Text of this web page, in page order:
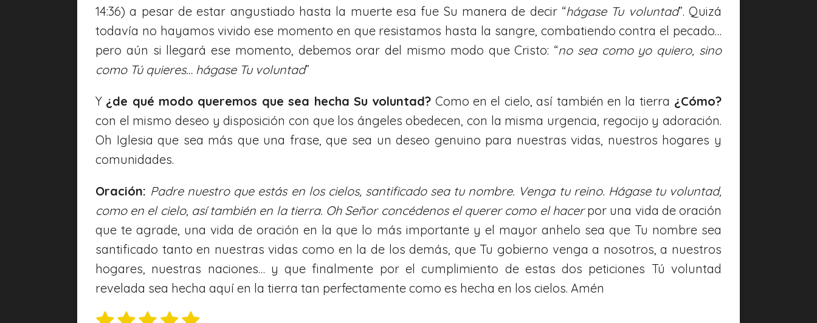
14:36) a pesar de estar angustiado hasta la muerte esa fue Su manera de decir “hágase Tu voluntad”. Quizá
todavía no hayamos vivido ese momento en que resistamos hasta la sangre, combatiendo contra el pecado…
pero aún si llegará ese momento, debemos orar del mismo modo que Cristo: “no sea como yo quiero, sino
como Tú quieres… hágase Tu voluntad”
Y ¿de qué modo queremos que sea hecha Su voluntad? Como en el cielo, así también en la tierra ¿Cómo?
con el mismo deseo y disposición con que los ángeles obedecen, con la misma urgencia, regocijo y adoración.
Oh Iglesia que sea más que una frase, que sea un deseo genuino para nuestras vidas, nuestros hogares y
comunidades.
Oración: Padre nuestro que estás en los cielos, santificado sea tu nombre. Venga tu reino. Hágase tu voluntad,
como en el cielo, así también en la tierra. Oh Señor concédenos el querer como el hacerpor una vida de oración
que te agrade, una vida de oración en la que lo más importante y el mayor anhelo sea que Tu nombre sea
santificado tanto en nuestras vidas como en la de los demás, que Tu gobierno venga a nosotros, a nuestros
hogares, nuestras naciones… y que finalmente por el cumplimiento de estas dos peticiones Tú voluntad
revelada sea hecha aquí en la tierra tan perfectamente como es hecha en los cielos. Amén
V E